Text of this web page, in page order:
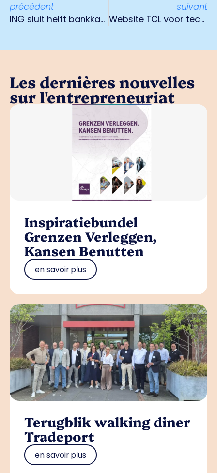
précédent
ING sluit helft bankkantoren in Limburg
suivant
Website TCL voor technische vacatures
Les dernières nouvelles
sur l'entrepreneuriat
Inspiratiebundel
Grenzen Verleggen,
Kansen Benutten
en savoir plus
Terugblik walking diner
Tradeport
en savoir plus